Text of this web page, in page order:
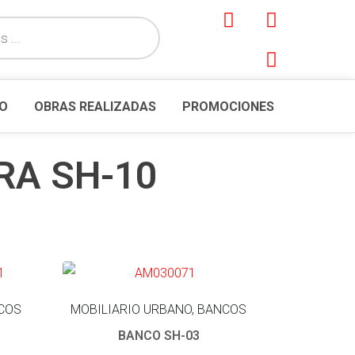
OBRAS REALIZADAS PROMOCIONES
SH-10
MOBILIARIO URBANO, BANCOS
BANCO SH-03